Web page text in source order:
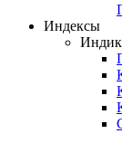
Индексы